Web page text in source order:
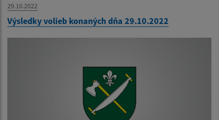
29.10.2022
Výsledky volieb konaných dňa 29.10.2022